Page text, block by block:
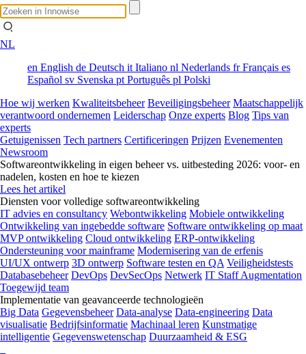
NL
en English de Deutsch it Italiano nl Nederlands frFrançais es
Español sv Svenska pt Português pl Polski
Hoe wij werken Kwaliteitsbeheer Beveiligingsbeheer Maatschappelijk
verantwoord ondernemen Leiderschap Onze experts Blog Tips van
experts
Getuigenissen Tech partners Certificeringen Prijzen Evenementen
Newsroom
Softwareontwikkeling in eigen beheer vs. uitbesteding 2026: voor- en
nadelen, kosten en hoe te kiezen
Lees het artikel
Diensten voor volledige softwareontwikkeling
IT advies en consultancy Webontwikkeling Mobiele ontwikkeling
Ontwikkeling van ingebedde software Software ontwikkeling op maat
MVP ontwikkeling Cloud ontwikkeling ERP-ontwikkeling
Ondersteuning voor mainframe Modernisering van de erfenis
UI/UX ontwerp 3D ontwerp Software testen en QA Veiligheidstests
Databasebeheer DevOps DevSecOps Netwerk IT Staff Augmentation
Toegewijd team
Implementatie van geavanceerde technologieën
Big Data Gegevensbeheer Data-analyse Data-engineering Data
visualisatie Bedrijfsinformatie Machinaal leren Kunstmatige
intelligentie Gegevenswetenschap Duurzaamheid & ESG